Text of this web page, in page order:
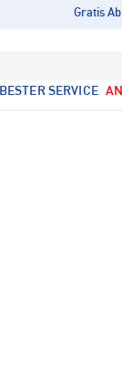
Gratis
BESTER SERVICE